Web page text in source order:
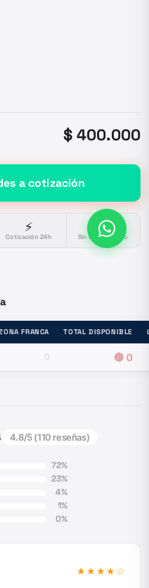
$ 400.000
a cotización
⚡
Cotización 24h
🔒
Sin compromiso
FRANCA TOTAL DISPONIBLE
0 🔴 0
4.8/5 (110 reseñas)
72%
23%
4%
1%
0%
★★★★☆